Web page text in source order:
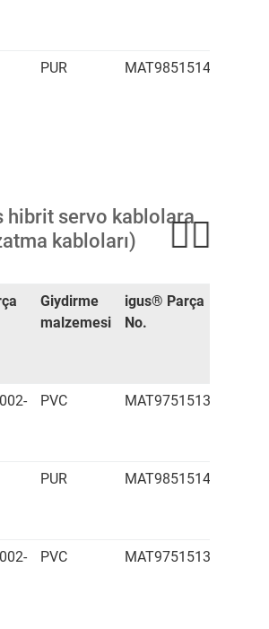
PUR MAT98515148
hibrit servo kablolara
kabloları)
Giydirme
malzemesi
igus® Parça
No.
PVC MAT97515131
PUR MAT98515149
PVC MAT97515132